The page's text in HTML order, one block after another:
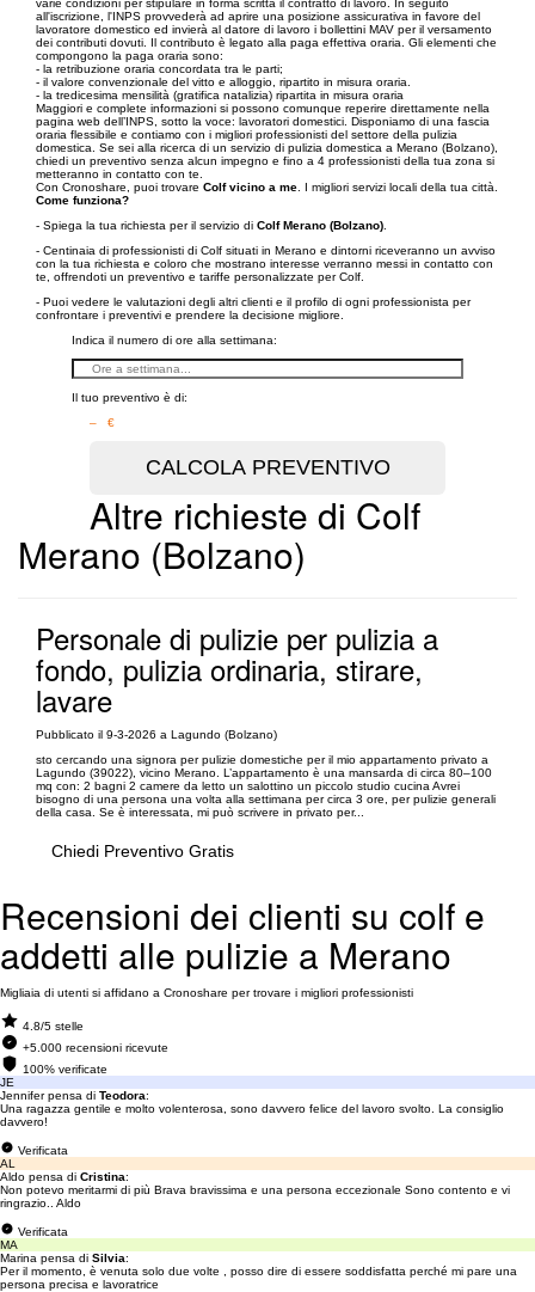
varie condizioni per stipulare in forma scritta il contratto di lavoro. In seguito
all'iscrizione, l'INPS provvederà ad aprire una posizione assicurativa in favore del
lavoratore domestico ed invierà al datore di lavoro i bollettini MAV per il versamento
dei contributi dovuti. Il contributo è legato alla paga effettiva oraria. Gli elementi che
compongono la paga oraria sono:
- la retribuzione oraria concordata tra le parti;
- il valore convenzionale del vitto e alloggio, ripartito in misura oraria.
- la tredicesima mensilità (gratifica natalizia) ripartita in misura oraria
Maggiori e complete informazioni si possono comunque reperire direttamente nella
pagina web dell’INPS, sotto la voce: lavoratori domestici. Disponiamo di una fascia
oraria flessibile e contiamo con i migliori professionisti del settore della pulizia
domestica. Se sei alla ricerca di un servizio di pulizia domestica a Merano (Bolzano),
chiedi un preventivo senza alcun impegno e fino a 4 professionisti della tua zona si
metteranno in contatto con te.
Con Cronoshare, puoi trovare Colf vicino a me . I migliori servizi locali della tua città.
Come funziona?
- Spiega la tua richiesta per il servizio di Colf Merano (Bolzano)
- Centinaia di professionisti di Colf situati in Merano e dintorni riceveranno un avviso
con la tua richiesta e coloro che mostrano interesse verranno messi in contatto con
te, offrendoti un preventivo e tariffe personalizzate per Colf.
- Puoi vedere le valutazioni degli altri clienti e il profilo di ogni professionista per
confrontare i preventivi e prendere la decisione migliore.
Indica il numero di ore alla settimana:
Il tuo preventivo è di:
– €
Altre richieste di Colf
Merano (Bolzano)
Personale di pulizie per pulizia a
fondo, pulizia ordinaria, stirare,
lavare
Pubblicato il 9-3-2026 a Lagundo (Bolzano)
sto cercando una signora per pulizie domestiche per il mio appartamento privato a
Lagundo (39022), vicino Merano. L’appartamento è una mansarda di circa 80–100
mq con: 2 bagni 2 camere da letto un salottino un piccolo studio cucina Avrei
bisogno di una persona una volta alla settimana per circa 3 ore, per pulizie generali
della casa. Se è interessata, mi può scrivere in privato per...
Chiedi Preventivo Gratis
Recensioni dei clienti su colf e
addetti alle pulizie a Merano
Migliaia di utenti si affidano a Cronoshare per trovare i migliori professionisti
4.8/5 stelle
+5.000 recensioni ricevute
100% verificate
JE
Jennifer pensa di Teodora:
Una ragazza gentile e molto volenterosa, sono davvero felice del lavoro svolto. La consiglio
davvero!
Verificata
AL
Aldo pensa di Cristina:
Non potevo meritarmi di più Brava bravissima e una persona eccezionale Sono contento e vi
ringrazio.. Aldo
Verificata
MA
Marina pensa di Silvia:
Per il momento, è venuta solo due volte , posso dire di essere soddisfatta perché mi pare una
persona precisa e lavoratrice